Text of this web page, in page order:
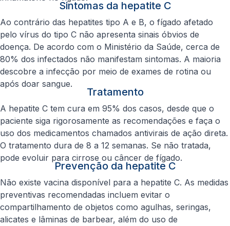
Sintomas da hepatite C
Ao contrário das hepatites tipo A e B, o fígado afetado
pelo vírus do tipo C não apresenta sinais óbvios de
doença. De acordo com o Ministério da Saúde, cerca de
80% dos infectados não manifestam sintomas. A maioria
descobre a infecção por meio de exames de rotina ou
após doar sangue.
Tratamento
A hepatite C tem cura em 95% dos casos, desde que o
paciente siga rigorosamente as recomendações e faça o
uso dos medicamentos chamados antivirais de ação direta.
O tratamento dura de 8 a 12 semanas. Se não tratada,
pode evoluir para cirrose ou câncer de fígado.
Prevenção da hepatite C
Não existe vacina disponível para a hepatite C. As medidas
preventivas recomendadas incluem evitar o
compartilhamento de objetos como agulhas, seringas,
alicates e lâminas de barbear, além do uso de